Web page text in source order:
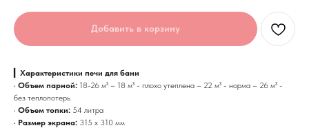
Добавить в корзину
Характеристики печи для бани
• Объем парной: 18-26 м³ – 18 м³ - плохо утеплена – 22 м³ - норма – 26 м³ -
без теплопотерь
• Объем топки: 54 литра
• Размер экрана: 315 х 310 мм